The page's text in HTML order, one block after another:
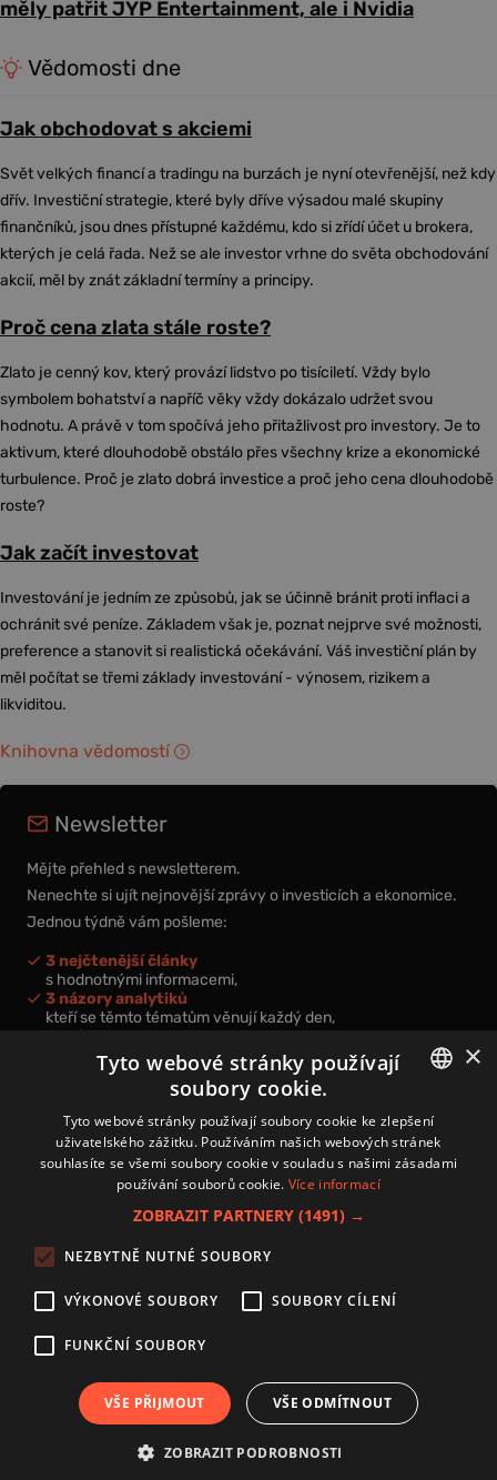
měly patřit JYP Entertainment, ale i Nvidia
Vědomosti dne
Jak obchodovat s akciemi
Svět velkých financí a tradingu na burzách je nyní otevřenější, než kdy
dřív. Investiční strategie, které byly dříve výsadou malé skupiny
finančníků, jsou dnes přístupné každému, kdo si zřídí účet u brokera,
kterých je celá řada. Než se ale investor vrhne do světa obchodování
akcií, měl by znát základní termíny a principy.
Proč cena zlata stále roste?
Zlato je cenný kov, který provází lidstvo po tisíciletí. Vždy bylo
symbolem bohatství a napříč věky vždy dokázalo udržet svou
hodnotu. A právě v tom spočívá jeho přitažlivost pro investory. Je to
aktivum, které dlouhodobě obstálo přes všechny krize a ekonomické
turbulence. Proč je zlato dobrá investice a proč jeho cena dlouhodobě
roste?
Jak začít investovat
Investování je jedním ze způsobů, jak se účinně bránit proti inflaci a
ochránit své peníze. Základem však je, poznat nejprve své možnosti,
preference a stanovit si realistická očekávání. Váš investiční plán by
měl počítat se třemi základy investování - výnosem, rizikem a
likviditou.
Knihovna vědomostí
Newsletter
Mějte přehled s newsletterem.
Nenechte si ujít nejnovější zprávy o investicích a ekonomice.
Jednou týdně vám pošleme:
3 nejčtenější články
s hodnotnými informacemi,
3 názory analytiků
kteří se těmto tématům věnují každý den,
nová videa a podcasty
k prohloubení vašich znalostí.
Přihlášením k newsletteru vyjadřujete svůj souhlas spodmínkami
zpracování osobních údajů.
Zásady používání souborů cookies
Autoři
Nastavení cookies
Publikování nebo další šíření obsahu serveru www.investice.cz není možné bez
CZECH
×
Tyto webové stránky používají
soubory cookie.
Tyto webové stránky používají soubory cookie ke zlepšení
uživatelského zážitku. Používáním našich webových stránek
souhlasíte se všemi soubory cookie v souladu s našimi zásadami
používání souborů cookie. Více informací
ZOBRAZIT PARTNERY (1491) →
NEZBYTNĚ NUTNÉ SOUBORY
VÝKONOVÉ SOUBORY SOUBORY CÍLENÍ
FUNKČNÍ SOUBORY
VŠE PŘIJMOUT VŠE ODMÍTNOUT
ZOBRAZIT PODROBNOSTI